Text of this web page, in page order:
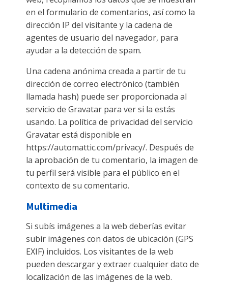
en el formulario de comentarios, así como la
dirección IP del visitante y la cadena de
agentes de usuario del navegador, para
ayudar a la detección de spam.
Una cadena anónima creada a partir de tu
dirección de correo electrónico (también
llamada hash) puede ser proporcionada al
servicio de Gravatar para ver si la estás
usando. La política de privacidad del servicio
Gravatar está disponible en
https://automattic.com/privacy/. Después de
la aprobación de tu comentario, la imagen de
tu perfil será visible para el público en el
contexto de su comentario.
Multimedia
Si subís imágenes a la web deberías evitar
subir imágenes con datos de ubicación (GPS
EXIF) incluidos. Los visitantes de la web
pueden descargar y extraer cualquier dato de
localización de las imágenes de la web.